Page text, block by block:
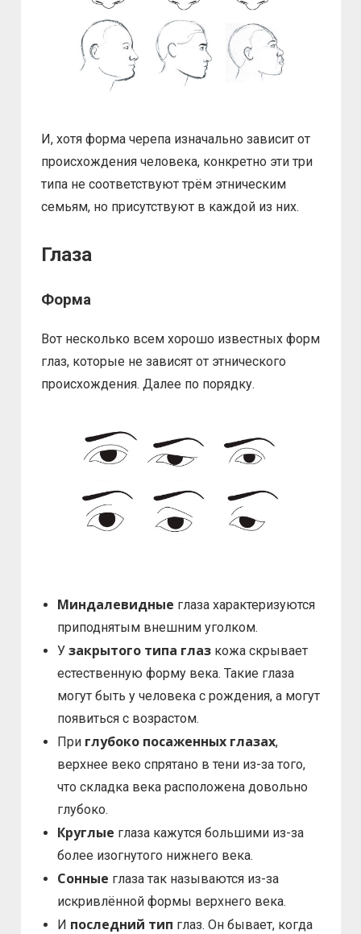
И, хотя форма черепа изначально зависит от
происхождения человека, конкретно эти три
типа не соответствуют трём этническим
семьям, но присутствуют в каждой из них.
Глаза
Форма
Вот несколько всем хорошо известных форм
глаз, которые не зависят от этнического
происхождения. Далее по порядку.
Миндалевидные глаза характеризуются
приподнятым внешним уголком.
У закрытого типа глаз кожа скрывает
естественную форму века. Такие глаза
могут быть у человека с рождения, а могут
появиться с возрастом.
При глубоко посаженных глазах,
верхнее веко спрятано в тени из-за того,
что складка века расположена довольно
глубоко.
Круглые глаза кажутся большими из-за
более изогнутого нижнего века.
Сонные глаза так называются из-за
искривлённой формы верхнего века.
И последний тип глаз. Он бывает, когда